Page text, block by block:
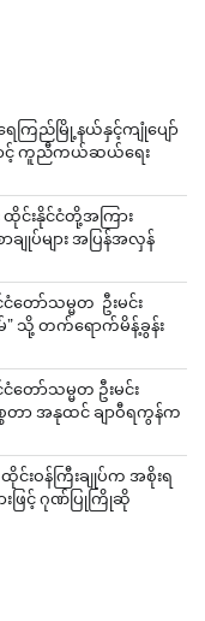
ေကြည်မြို့နယ်နှင့်ကျုံပျော်
ောင့် ကူညီကယ်ဆယ်ရေး
ထိုင်းနိုင်ငံတို့အကြား
ချုပ်များ အပြန်အလှန်
တော်သမ္မတ ဦးမင်း
မ်” သို့ တက်ရောက်မိန့်ခွန်း
တော်သမ္မတ ဦးမင်း
စတာ အနုထင် ချာဝီရကွန်က
င်းဝန်ကြီးချုပ်က အစိုးရ
ဖြင့် ဂုဏ်ပြုကြိုဆို